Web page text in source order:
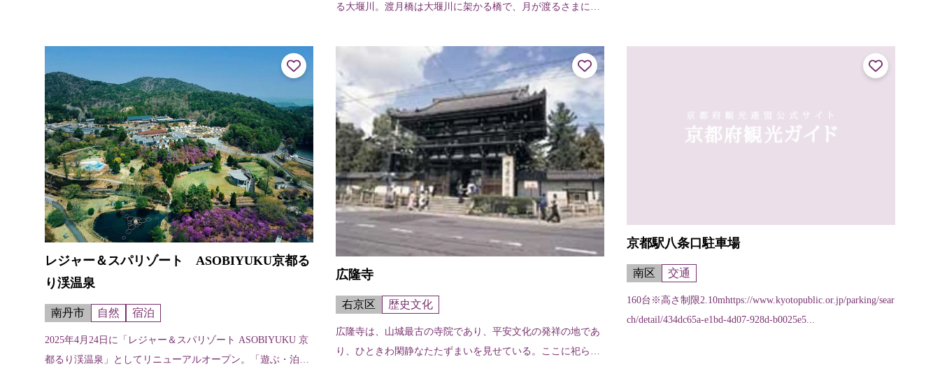
る大堰川。渡月橋は大堰川に架かる橋で、月が渡るさまに似
在のものは昭和9年（1934）に...
レジャー＆スパリゾート ASOBIYUKU京都る
り渓温泉
南丹市 自然 宿泊
2025年4月24日に「レジャー＆スパリゾート ASOBIYUKU 京
都るり渓温泉」としてリニューアルオープン。「遊ぶ・泊ま
広隆寺
右京区 歴史文化
広隆寺は、山城最古の寺院であり、平安文化の発祥の地であ
り、ひときわ閑静なたたずまいを見せている。ここに祀られ
京都駅八条口駐車場
南区 交通
160台※高さ制限2.10mhttps://www.kyotopublic.or.jp/parking/sear
ch/detail/434dc65a-e1bd-4d07-928d-b0025e5...